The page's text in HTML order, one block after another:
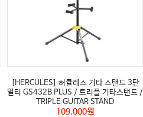
[HERCULES] 허큘레스 기타 스탠드 3단
멀티 GS432B PLUS / 트리플 기타스탠드 /
TRIPLE GUITAR STAND
109,000원